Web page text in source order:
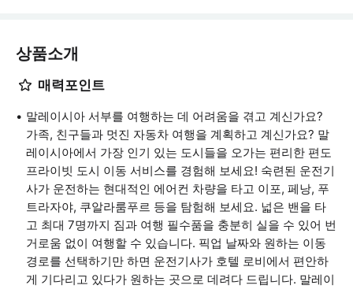
상품소개
매력포인트
말레이시아 서부를 여행하는 데 어려움을 겪고 계신가요?
가족, 친구들과 멋진 자동차 여행을 계획하고 계신가요? 말
레이시아에서 가장 인기 있는 도시들을 오가는 편리한 편도
프라이빗 도시 이동 서비스를 경험해 보세요! 숙련된 운전기
사가 운전하는 현대적인 에어컨 차량을 타고 이포, 페낭, 푸
트라자야, 쿠알라룸푸르 등을 탐험해 보세요. 넓은 밴을 타
고 최대 7명까지 짐과 여행 필수품을 충분히 실을 수 있어 번
거로움 없이 여행할 수 있습니다. 픽업 날짜와 원하는 이동
경로를 선택하기만 하면 운전기사가 호텔 로비에서 편안하
게 기다리고 있다가 원하는 곳으로 데려다 드립니다. 말레이